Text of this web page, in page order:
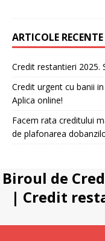
ARTICOLE RECENTE
Credit restantieri 2025.
Credit urgent cu banii
Aplica online!
Facem rata creditului
de plafonarea
Biroul de
| Credit